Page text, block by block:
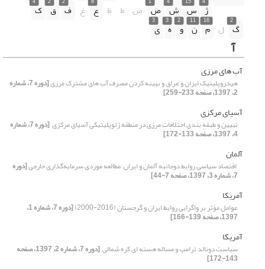
ژ س ش ص ض ط ظ ع غ ف ق ک
2
گ ل
16
م
11
ن
2
و
3
ه
3
ی
آ
آب های مرزی
هیدروپلیتیک ایران و عراق ‏و بهینه کردن مصرف آب های مشترک مرزی [دوره 7، شماره
2، 1397، صفحه 233-259]
آسیای مرکزی
تبیین و طبقه بندی اختلافات مرزی در منطقه ژئوپلیتیکی آسیای مرکزی ‏ [دوره 7، شماره
4، 1397، صفحه 133-172]
آلمان
‏ اقتصاد سیاسی روابط دوجانبه آلمان و ایران: مطالعه موردی سرمایه‌گذاری خارجی[دوره
7، شماره 3، 1397، صفحه 7-44]
آمریکا
عوامل مؤثر بر واگرایی روابط ایران و گرجستان (2016-2000) [دوره 7، شماره 1،
1397، صفحه 139-166]
آمریکا
سیاست دونالد ترامپ و مساله هسته ای کره شمالی ‏ [دوره 7، شماره 2، 1397، صفحه
143-172]